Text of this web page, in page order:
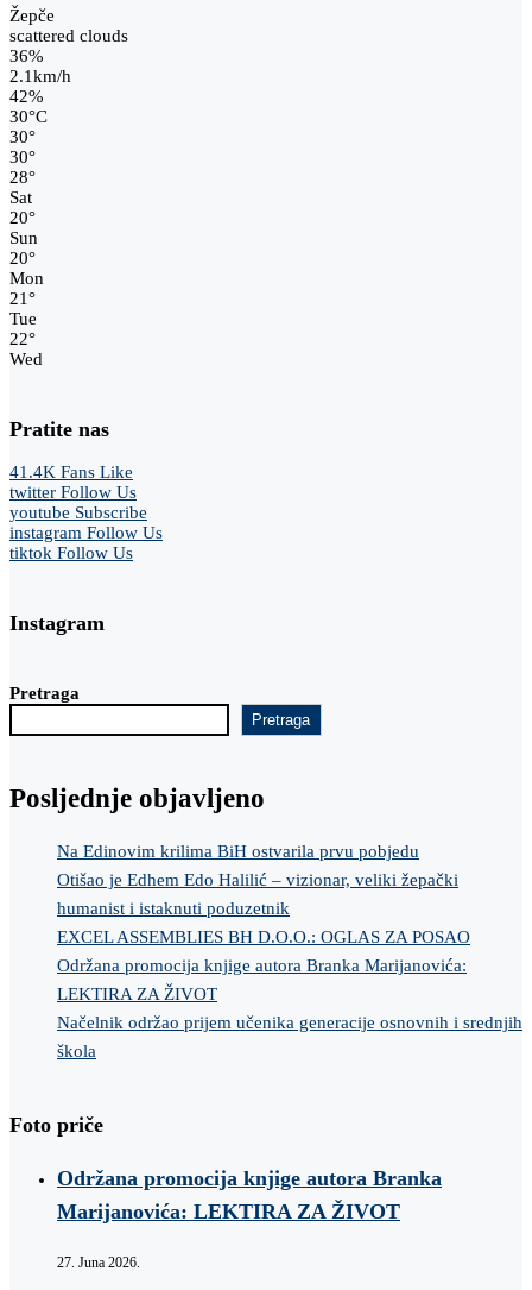
Žepče
scattered clouds
36%
2.1km/h
42%
30°C
30°
30°
28°
Sat
20°
Sun
20°
Mon
21°
Tue
22°
Wed
Pratite nas
41.4K Fans Like
twitter Follow Us
youtube Subscribe
instagram Follow Us
tiktok Follow Us
Instagram
Pretraga
Pretraga
Posljednje objavljeno
Na Edinovim krilima BiH ostvarila prvu pobjedu
Otišao je Edhem Edo Halilić – vizionar, veliki žepački
humanist i istaknuti poduzetnik
EXCEL ASSEMBLIES BH D.O.O.: OGLAS ZA POSAO
Održana promocija knjige autora Branka Marijanovića:
LEKTIRA ZA ŽIVOT
Načelnik održao prijem učenika generacije osnovnih i srednjih
škola
Foto priče
Održana promocija knjige autora Branka
Marijanovića: LEKTIRA ZA ŽIVOT
27. Juna 2026.